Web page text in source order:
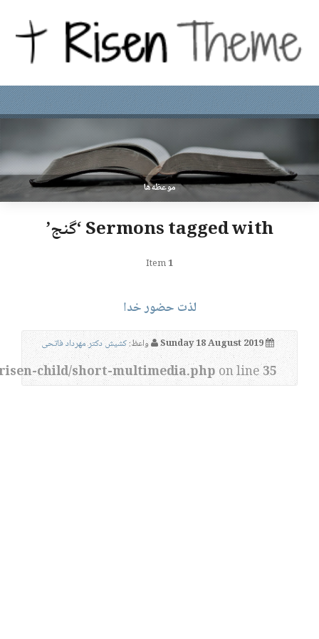
موعظه‌ها
Sermons tagged with ‘گنج’
1
لذت حضور خدا
Sunday 18 August 2019 واعظ:کشیش دکتر مهرداد فاتحی
child/short-multimedia.php on line35